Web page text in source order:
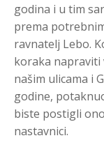
godina i u tim
prema
ravnatelj Lebo.
koraka napraviti
našim ulicama i
godine,
biste postigli
nastavnici.